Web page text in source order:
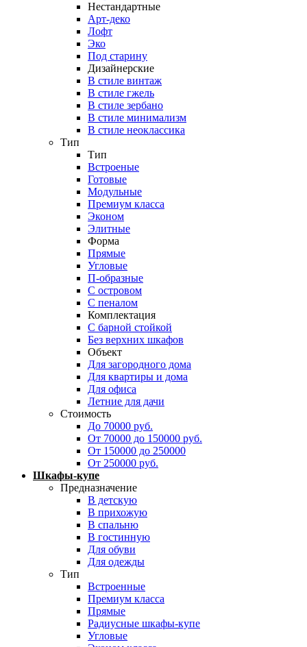
Нестандартные
Арт-деко
Лофт
Эко
Под старину
Дизайнерские
В стиле винтаж
В стиле гжель
В стиле зербано
В стиле минимализм
В стиле неоклассика
Тип
Тип
Встроеные
Готовые
Модульные
Премиум класса
Эконом
Элитные
Форма
Прямые
Угловые
П-образные
С островом
С пеналом
Комплектация
C барной стойкой
Без верхних шкафов
Объект
Для загородного дома
Для квартиры и дома
Для офиса
Летние для дачи
Стоимость
До 70000 руб.
От 70000 до 150000 руб.
От 150000 до 250000
От 250000 руб.
Шкафы-купе
Предназначение
В детскую
В прихожую
В спальню
В гостинную
Для обуви
Для одежды
Тип
Встроенные
Премиум класса
Прямые
Радиусные шкафы-купе
Угловые